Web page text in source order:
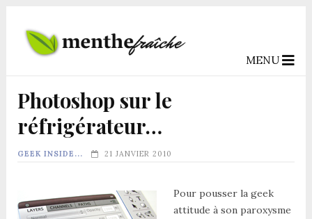
MENU
Photoshop sur le
réfrigérateur…
GEEK INSIDE... 21 JANVIER 2010
Pour pousser la geek
attitude à son paroxysme